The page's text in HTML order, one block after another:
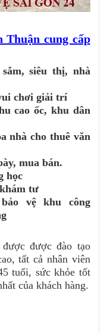
Thuận cung cấp
siêu thị, nhà
chơi giải trí
cao ốc, khu dân
nhà cho thuê văn
mua bán.
học
tư
vệ khu công
được đào tạo
tất cả nhân viên
tuổi, sức khỏe tốt
của khách hàng.